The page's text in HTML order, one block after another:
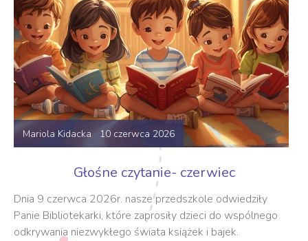
Mariola Kidacka 10 czerwca 2026
Głośne czytanie- czerwiec
Dnia 9 czerwca 2026r. nasze przedszkole odwiedziły
Panie Bibliotekarki, które zaprosiły dzieci do wspólnego
odkrywania niezwykłego świata książek i bajek.